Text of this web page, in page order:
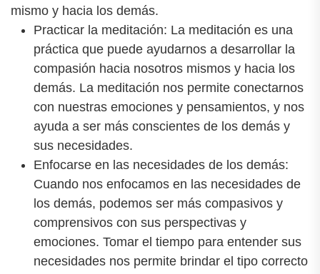
mismo y hacia los demás.
Practicar la meditación: La meditación es una
práctica que puede ayudarnos a desarrollar la
compasión hacia nosotros mismos y hacia los
demás. La meditación nos permite conectarnos
con nuestras emociones y pensamientos, y nos
ayuda a ser más conscientes de los demás y
sus necesidades.
Enfocarse en las necesidades de los demás:
Cuando nos enfocamos en las necesidades de
los demás, podemos ser más compasivos y
comprensivos con sus perspectivas y
emociones. Tomar el tiempo para entender sus
necesidades nos permite brindar el tipo correcto